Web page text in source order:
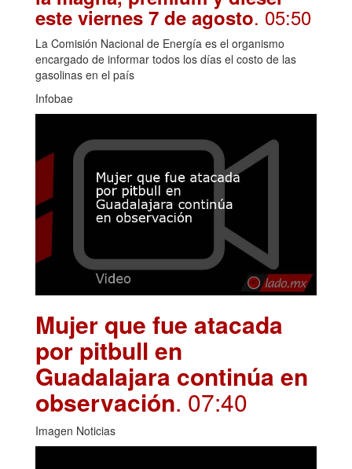
este viernes 7 de agosto. 05:50
La Comisión Nacional de Energía es el organismo
encargado de informar todos los días el costo de las
gasolinas en el país
Infobae
Mujer que fue atacada
por pitbull en
Guadalajara continúa en
observación. 07:40
Imagen Noticias